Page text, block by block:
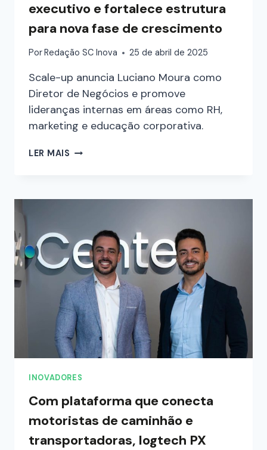
executivo e fortalece estrutura
para nova fase de crescimento
PorRedação SC Inova 25 de abril de 2025
Scale-up anuncia Luciano Moura como
Diretor de Negócios e promove
lideranças internas em áreas como RH,
marketing e educação corporativa.
LER MAIS
INOVADORES
Com plataforma que conecta
motoristas de caminhão e
transportadoras, logtech PX